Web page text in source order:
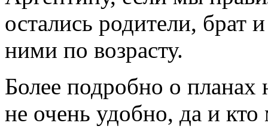
остались родители, брат
ними по возрасту.
Более подробно о
не очень удобно, да и